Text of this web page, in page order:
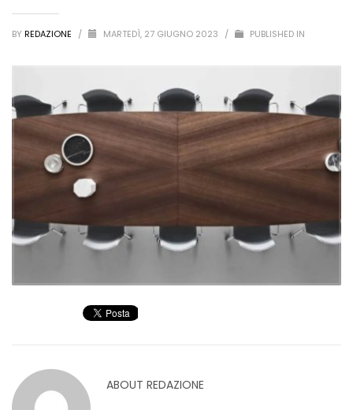
BY REDAZIONE / MARTEDÌ, 27 GIUGNO 2023 / PUBLISHED IN
ABOUT REDAZIONE